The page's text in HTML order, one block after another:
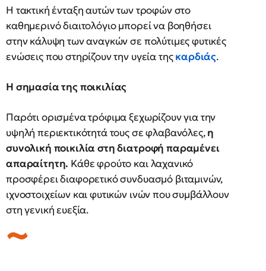
Η τακτική ένταξη αυτών των τροφών στο
καθημερινό διαιτολόγιο μπορεί να βοηθήσει
στην κάλυψη των αναγκών σε πολύτιμες φυτικές
ενώσεις που στηρίζουν την υγεία τηςκαρδιάς.
Η σημασία της ποικιλίας
Παρότι ορισμένα τρόφιμα ξεχωρίζουν για την
υψηλή περιεκτικότητά τους σε φλαβανόλες,η
συνολική ποικιλία στη διατροφή παραμένει
απαραίτητη. Κάθε φρούτο και λαχανικό
προσφέρει διαφορετικό συνδυασμό βιταμινών,
ιχνοστοιχείων και φυτικών ινών που συμβάλλουν
στη γενική ευεξία.